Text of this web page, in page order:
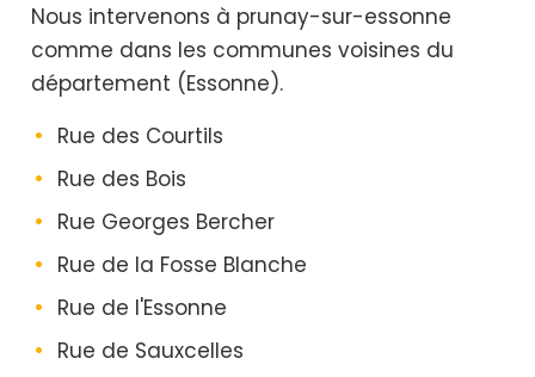
Nous intervenons à prunay-sur-essonne
comme dans les communes voisines du
département (Essonne).
Rue des Courtils
Rue des Bois
Rue Georges Bercher
Rue de la Fosse Blanche
Rue de l'Essonne
Rue de Sauxcelles